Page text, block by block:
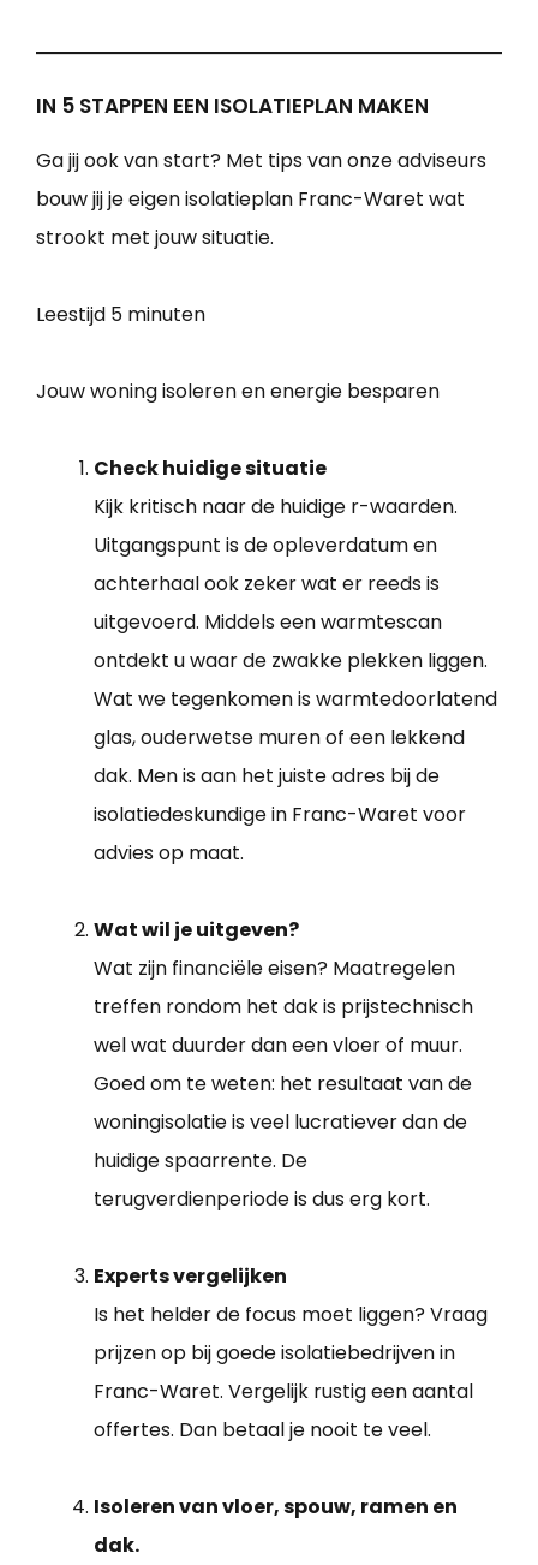
IN 5 STAPPEN EEN ISOLATIEPLAN MAKEN
Ga jij ook van start? Met tips van onze adviseurs
bouw jij je eigen isolatieplan Franc-Waret wat
strookt met jouw situatie.
Leestijd 5 minuten
Jouw woning isoleren en energie besparen
Check huidige situatie
Kijk kritisch naar de huidige r-waarden.
Uitgangspunt is de opleverdatum en
achterhaal ook zeker wat er reeds is
uitgevoerd. Middels een warmtescan
ontdekt u waar de zwakke plekken liggen.
Wat we tegenkomen is warmtedoorlatend
glas, ouderwetse muren of een lekkend
dak. Men is aan het juiste adres bij de
isolatiedeskundige in Franc-Waret voor
advies op maat.
Wat wil je uitgeven?
Wat zijn financiële eisen? Maatregelen
treffen rondom het dak is prijstechnisch
wel wat duurder dan een vloer of muur.
Goed om te weten: het resultaat van de
woningisolatie is veel lucratiever dan de
huidige spaarrente. De
terugverdienperiode is dus erg kort.
Experts vergelijken
Is het helder de focus moet liggen? Vraag
prijzen op bij goede isolatiebedrijven in
Franc-Waret. Vergelijk rustig een aantal
offertes. Dan betaal je nooit te veel.
Isoleren van vloer, spouw, ramen en
dak.